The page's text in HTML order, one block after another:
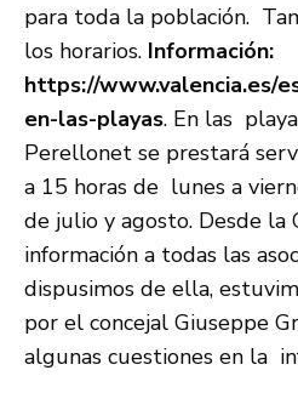
para toda la población.
los horarios. Información:
https://www.valencia.es/
en-las-playas. En las
Perellonet se prestará
a 15 horas de lunes a
de julio y agosto. Desde la
información a todas las
dispusimos de ella,
por el concejal Giuseppe
algunas cuestiones en la